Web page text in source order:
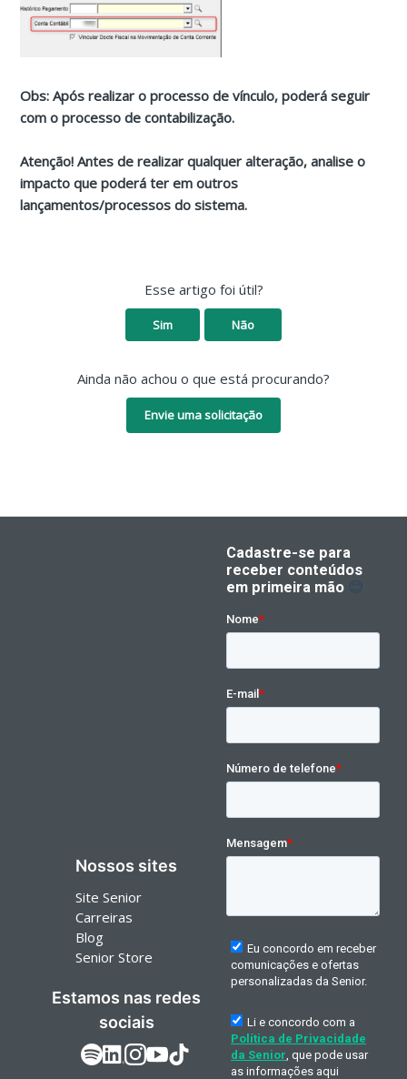
Obs: Após realizar o processo de vínculo, poderá seguir
com o processo de contabilização.
Atenção! Antes de realizar qualquer alteração, analise o
impacto que poderá ter em outros
lançamentos/processos do sistema.
Esse artigo foi útil?
Sim Não
Ainda não achou o que está procurando?
Envie uma solicitação
Nossos sites
Site Senior
Carreiras
Blog
Senior Store
Estamos nas redes
sociais